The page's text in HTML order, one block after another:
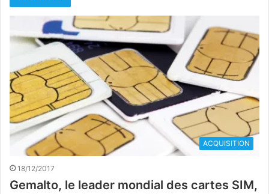
ACQUISITION
18/12/2017
Gemalto, le leader mondial des cartes SIM,